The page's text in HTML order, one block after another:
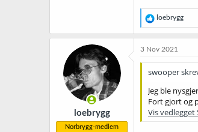
R
e
a
j
o
e
r
:
loebrygg
loebrygg
Norbrygg-medlem
3 Nov 2021
swooper
Jeg ble
Fort gjort og
Vis vedlegget